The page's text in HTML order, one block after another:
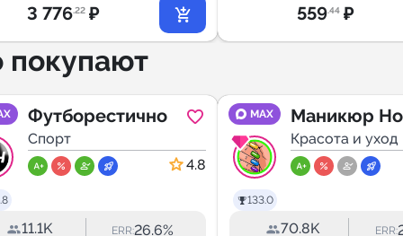
3 776.22 ₽ 559.44 ₽
покупают
Футборестично
Спорт
4.8
11.1K ERR:26.6%
MAX
133.0
Маникюр
Красота и уход
70.8K ERR: